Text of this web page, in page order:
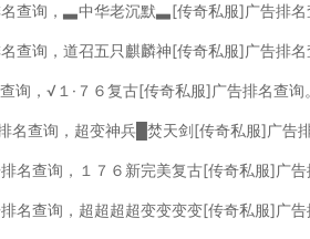
询，▃中华老沉默▃[传奇私服]广告排名
询，道召五只麒麟神[传奇私服]广告排名
，√１·７６复古[传奇私服]广告排名查询。
查询，超变神兵█焚天剑[传奇私服]广告排
名查询，１７６新完美复古[传奇私服]广告
查询，超超超超变变变变[传奇私服]广告